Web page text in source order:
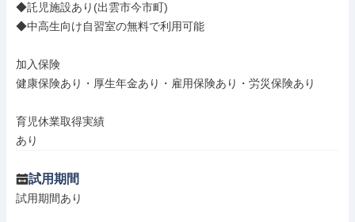
◆託児施設あり(出雲市今市町)
◆中高生向け自習室の無料で利用可能
加入保険
健康保険あり・厚生年金あり・雇用保険あり・労災保険あり
育児休業取得実績
あり
試用期間
試用期間あり